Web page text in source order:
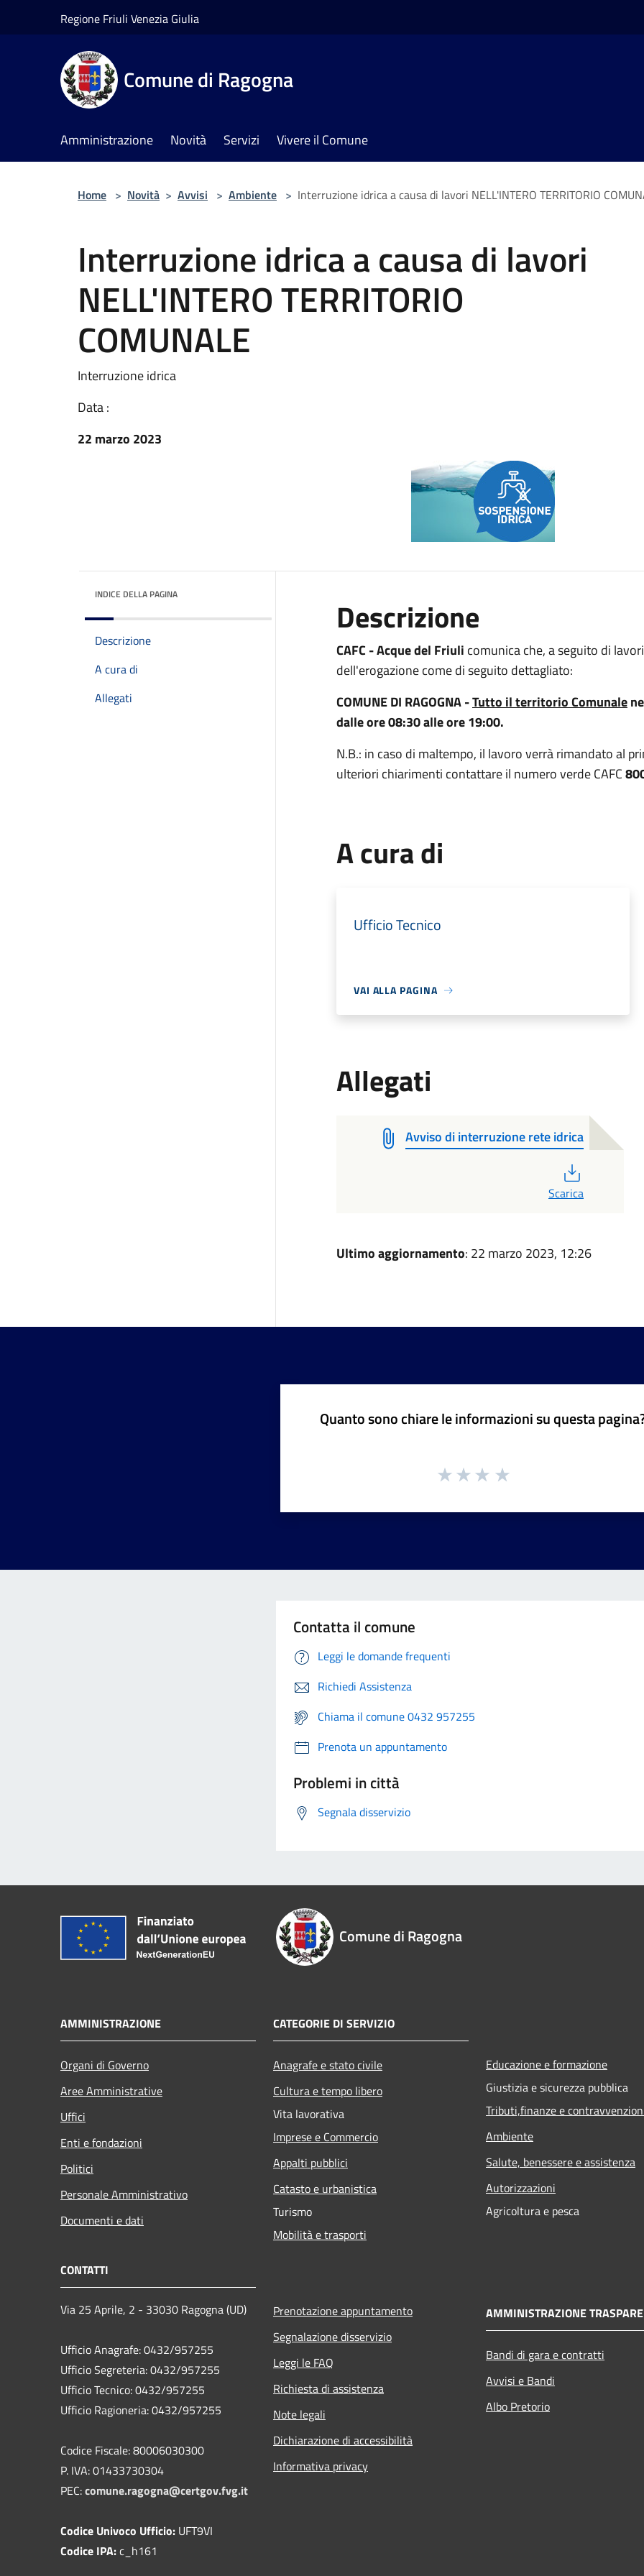
Regione Friuli Venezia Giulia
Comune di Ragogna
Amministrazione Novità Servizi Vivere il Comune
Home > Novità > Avvisi > Ambiente > Interruzione idrica a causa di lavori NELL'INTERO TERRITORIO
Interruzione idrica a causa di lavori
NELL'INTERO TERRITORIO
COMUNALE
Interruzione idrica
Data :
22 marzo 2023
INDICE DELLA PAGINA
Descrizione
A cura di
Allegati
Descrizione
CAFC - Acque del Friuli comunica che, a seguito di
dell'erogazione come di seguito dettagliato:
COMUNE DI RAGOGNA -Tutto il territorio Comunale
dalle ore 08:30 alle ore 19:00.
N.B.: in caso di maltempo, il lavoro verrà rimandato al
ulteriori chiarimenti contattare il numero verde CAFC
A cura di
Ufficio Tecnico
VAI ALLA PAGINA
Allegati
Avviso di interruzione rete idrica
Scarica
Ultimo aggiornamento: 22 marzo 2023, 12:26
Quanto sono chiare le informazioni su questa
Contatta il comune
Leggi le domande frequenti
Richiedi Assistenza
Chiama il comune 0432 957255
Prenota un appuntamento
Problemi in città
Segnala disservizio
Comune di Ragogna
AMMINISTRAZIONE
Organi di Governo
Aree Amministrative
Uffici
Enti e fondazioni
Politici
Personale Amministrativo
Documenti e dati
CATEGORIE DI SERVIZIO
Anagrafe e stato civile
Cultura e tempo libero
Vita lavorativa
Imprese e Commercio
Appalti pubblici
Catasto e urbanistica
Turismo
Mobilità e trasporti
Educazione e formazione
Giustizia e sicurezza pubblica
Tributi,finanze e
Ambiente
Salute, benessere e assistenza
Autorizzazioni
Agricoltura e pesca
CONTATTI
Via 25 Aprile, 2 - 33030 Ragogna (UD)
Ufficio Anagrafe: 0432/957255
Ufficio Segreteria: 0432/957255
Ufficio Tecnico: 0432/957255
Ufficio Ragioneria: 0432/957255
Codice Fiscale: 80006030300
P. IVA: 01433730304
PEC:comune.ragogna@certgov.fvg.it
Codice Univoco Ufficio: UFT9VI
Codice IPA:c_h161
Prenotazione appuntamento
Segnalazione disservizio
Leggi le FAQ
Richiesta di assistenza
Note legali
Dichiarazione di accessibilità
Informativa privacy
AMMINISTRAZIONE
Bandi di gara e contratti
Avvisi e Bandi
Albo Pretorio